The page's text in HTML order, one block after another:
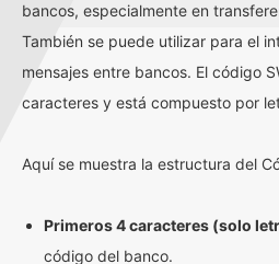
bancos, especialmente en
También se puede utilizar para el
mensajes entre bancos. El código
caracteres y está compuesto por
Aquí se muestra la estructura del
Primeros 4 caracteres (solo
código del banco.